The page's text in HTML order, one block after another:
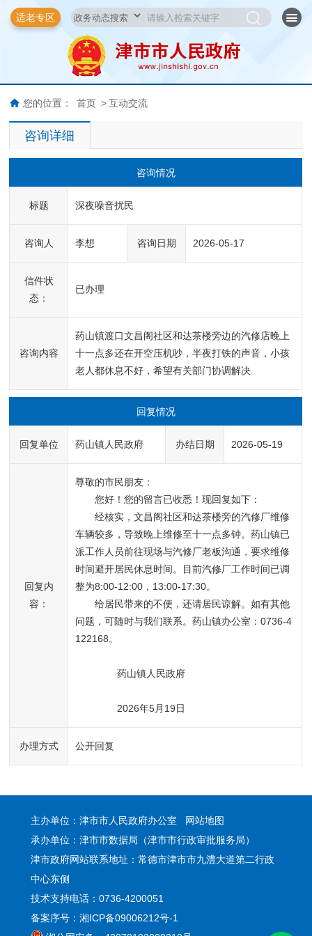
适老专区
您的位置： 首页 > 互动交流
咨询详细
咨询情况
标题 深夜噪音扰民
咨询人 李想 咨询日期 2026-05-17
信件状
态：
已办理
咨询内容
药山镇渡口文昌阁社区和达茶楼旁边的汽修店晚上
十一点多还在开空压机吵，半夜打铁的声音，小孩
老人都休息不好，希望有关部门协调解决
回复情况
回复单位 药山镇人民政府 办结日期 2026-05-19
回复内
容：
尊敬的市民朋友：
您好！您的留言已收悉！现回复如下：
经核实，文昌阁社区和达茶楼旁的汽修厂维修
车辆较多，导致晚上维修至十一点多钟。药山镇已
派工作人员前往现场与汽修厂老板沟通，要求维修
时间避开居民休息时间。目前汽修厂工作时间已调
整为8:00-12:00，13:00-17:30。
给居民带来的不便，还请居民谅解。如有其他
问题，可随时与我们联系。药山镇办公室：0736-4
122168。
药山镇人民政府
2026年5月19日
办理方式 公开回复
主办单位：津市市人民政府办公室 网站地图
承办单位：津市市数据局（津市市行政审批服务局）
津市政府网站联系地址：常德市津市市九澧大道第二行政
中心东侧
技术支持电话：0736-4200051
备案序号：湘ICP备09006212号-1